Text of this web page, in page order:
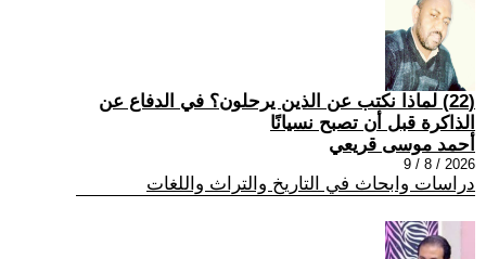
(22) لماذا نكتب عن الذين يرحلون؟ في الدفاع عن
الذاكرة قبل أن تصبح نسيانًا
أحمد موسى قريعي
2026 / 8 / 9
دراسات وابحاث في التاريخ والتراث واللغات